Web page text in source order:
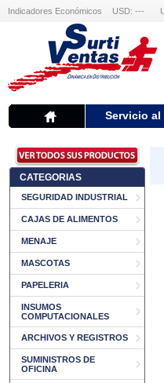
Indicadores Económicos USD: ---
Servicio al
CATEGORIAS
SEGURIDAD INDUSTRIAL
CAJAS DE ALIMENTOS
MENAJE
MASCOTAS
PAPELERIA
INSUMOS
COMPUTACIONALES
ARCHIVOS Y REGISTROS
SUMINISTROS DE
OFICINA